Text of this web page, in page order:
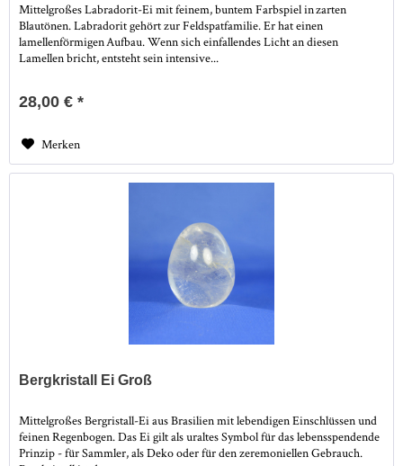
Mittelgroßes Labradorit-Ei mit feinem, buntem Farbspiel in zarten
Blautönen. Labradorit gehört zur Feldspatfamilie. Er hat einen
lamellenförmigen Aufbau. Wenn sich einfallendes Licht an diesen
Lamellen bricht, entsteht sein intensive...
28,00 € *
Merken
Bergkristall Ei Groß
Mittelgroßes Bergristall-Ei aus Brasilien mit lebendigen Einschlüssen und
feinen Regenbogen. Das Ei gilt als uraltes Symbol für das lebensspendende
Prinzip - für Sammler, als Deko oder für den zeremoniellen Gebrauch.